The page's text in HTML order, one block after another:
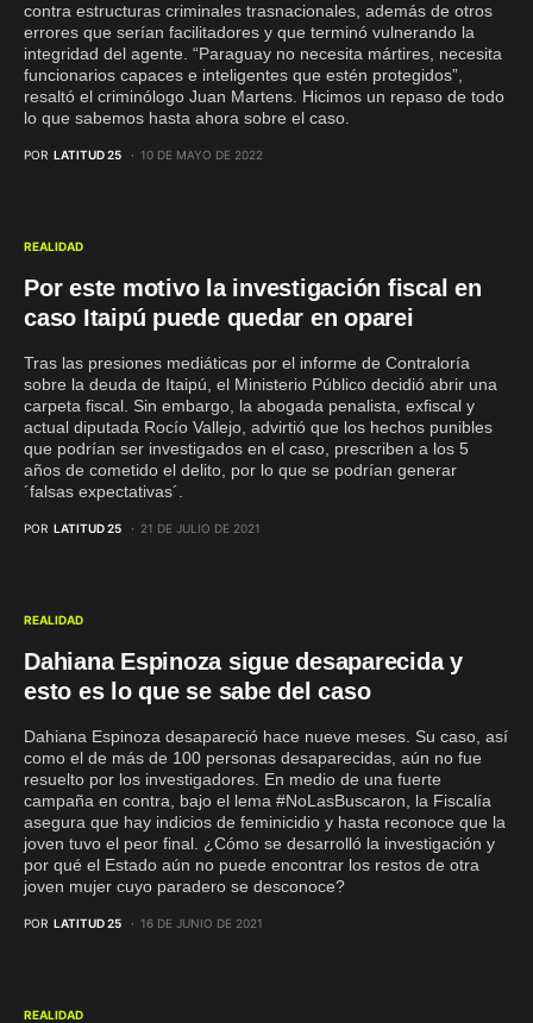
contra estructuras criminales trasnacionales, además de otros
errores que serían facilitadores y que terminó vulnerando la
integridad del agente. “Paraguay no necesita mártires, necesita
funcionarios capaces e inteligentes que estén protegidos”,
resaltó el criminólogo Juan Martens. Hicimos un repaso de todo
lo que sabemos hasta ahora sobre el caso.
POR LATITUD 25 10 DE MAYO DE 2022
REALIDAD
Por este motivo la investigación fiscal en
caso Itaipú puede quedar en oparei
Tras las presiones mediáticas por el informe de Contraloría
sobre la deuda de Itaipú, el Ministerio Público decidió abrir una
carpeta fiscal. Sin embargo, la abogada penalista, exfiscal y
actual diputada Rocío Vallejo, advirtió que los hechos punibles
que podrían ser investigados en el caso, prescriben a los 5
años de cometido el delito, por lo que se podrían generar
´falsas expectativas´.
POR LATITUD 25 21 DE JULIO DE 2021
REALIDAD
Dahiana Espinoza sigue desaparecida y
esto es lo que se sabe del caso
Dahiana Espinoza desapareció hace nueve meses. Su caso, así
como el de más de 100 personas desaparecidas, aún no fue
resuelto por los investigadores. En medio de una fuerte
campaña en contra, bajo el lema #NoLasBuscaron, la Fiscalía
asegura que hay indicios de feminicidio y hasta reconoce que la
joven tuvo el peor final. ¿Cómo se desarrolló la investigación y
por qué el Estado aún no puede encontrar los restos de otra
joven mujer cuyo paradero se desconoce?
POR LATITUD 25 16 DE JUNIO DE 2021
REALIDAD